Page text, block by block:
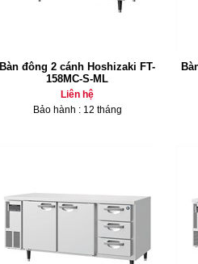
Bàn đông 2 cánh Hoshizaki FT-
158MC-S-ML
Liên hệ
Bảo hành : 12 tháng